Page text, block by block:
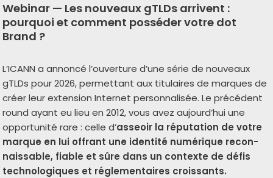
Webinar — Les nouveaux gTLDs arrivent :
pourquoi et comment posséder votre dot
Brand ?
L’ICANN a annon­cé l’ouverture d’une série de nou­veaux
gTLDs pour 2026, per­met­tant aux titu­laires de marques de
créer leur exten­sion Internet per­son­na­li­sée. Le pré­cé­dent
round ayant eu lieu en 2012, vous avez aujourd’hui une
oppor­tu­ni­té rare : celle d’asseoir la répu­ta­tion de votre
marque en lui offrant une iden­ti­té numé­rique recon­
nais­sable, fiable et sûre dans un contexte de défis
tech­no­lo­giques et régle­men­taires crois­sants.